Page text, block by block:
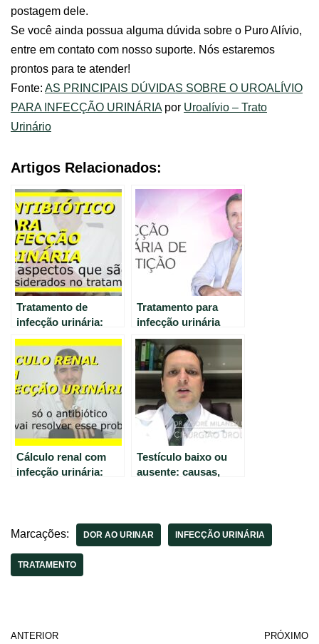
postagem dele.
Se você ainda possua alguma dúvida sobre o Puro Alívio,
entre em contato com nosso suporte. Nós estaremos
prontos para te atender!
Fonte: AS PRINCIPAIS DÚVIDAS SOBRE O UROALÍVIO
PARA INFECÇÃO URINÁRIA por Uroalívio – Trato
Urinário
Artigos Relacionados:
Tratamento de
infecção urinária:
Fatores
considerados ao
escolher um
antibiótico.
Tratamento para
infecção urinária
recorrente: dicas e
cuidados.
Cálculo renal com
infecção urinária:
Testículo baixo ou
ausente: causas,
Marcações: DOR AO URINAR INFECÇÃO URINÁRIA
TRATAMENTO
ANTERIOR PRÓXIMO